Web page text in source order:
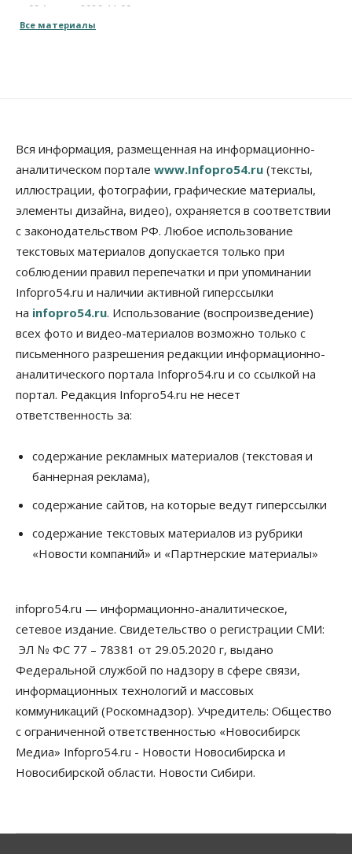
09 Августа 2026, 11:00
Работодатели Новосибирска заявили в центры
занятости почти 32 тысячи вакансий
09 Августа 2026, 09:00
Бизнес Общество
Спрос на машино-места в
Новосибирской области вырос в полтора раза
08 Августа 2026, 18:00
К современному юридическому образованию в
России возникает много вопросов
08 Августа 2026, 17:00
Общество
Новосибирские вузы опубликовали
приказы о зачислении на бюджетные места
Искусственный интеллект впервые выписал
штраф за борщевик
08 Августа 2026, 15:00
Продажи подержанных электромобилей в
Новосибирской области растут второй месяц
08 Августа 2026, 13:00
Детские центры Новосибирска
перегибают с «педагогикой успеха», считает
психолог
08 Августа 2026, 11:00
Союз продавцов маркетплейсов
обратился в правительство РФ из-за атак на WB
08 Августа 2026, 10:00
Общество
Новосибирцы будут получать квитанции за ЖКУ
Бизнес
Все материалы
Вся информация, размещенная на информационно-
аналитическом портале www.Infopro54.ru (тексты,
иллюстрации, фотографии, графические материалы,
элементы дизайна, видео), охраняется в соответствии
с законодательством РФ. Любое использование
текстовых материалов допускается только при
соблюдении правил перепечатки и при упоминании
Infopro54.ru и наличии активной гиперссылки
на infopro54.ru. Использование (воспроизведение)
всех фото и видео-материалов возможно только с
письменного разрешения редакции информационно-
аналитического портала Infopro54.ru и со ссылкой на
портал. Редакция Infopro54.ru не несет
ответственность за:
содержание рекламных материалов (текстовая и
баннерная реклама),
содержание сайтов, на которые ведут гиперссылки
содержание текстовых материалов из рубрики
«Новости компаний» и «Партнерские материалы»
infopro54.ru — информационно-аналитическое,
сетевое издание. Свидетельство о регистрации СМИ:
ЭЛ № ФС 77 – 78381 от 29.05.2020 г, выдано
Федеральной службой по надзору в сфере связи,
информационных технологий и массовых
коммуникаций (Роскомнадзор). Учредитель: Общество
с ограниченной ответственностью «Новосибирск
Медиа» Infopro54.ru - Новости Новосибирска и
Новосибирской области. Новости Сибири.